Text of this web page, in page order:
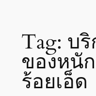
Tag: บ
ของหนั
ร้อยเอ็ด